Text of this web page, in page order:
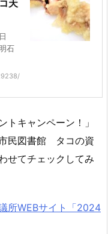
天
石
トキャンペーン！」
市民図書館 タコの資
せてチェックしてみ
所WEBサイト「2024